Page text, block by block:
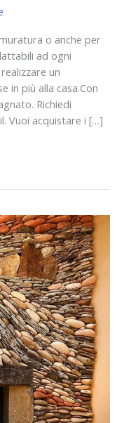
o anche per
ad ogni
un
in più alla casa.Con
Richiedi
Vuoi acquistare i […]